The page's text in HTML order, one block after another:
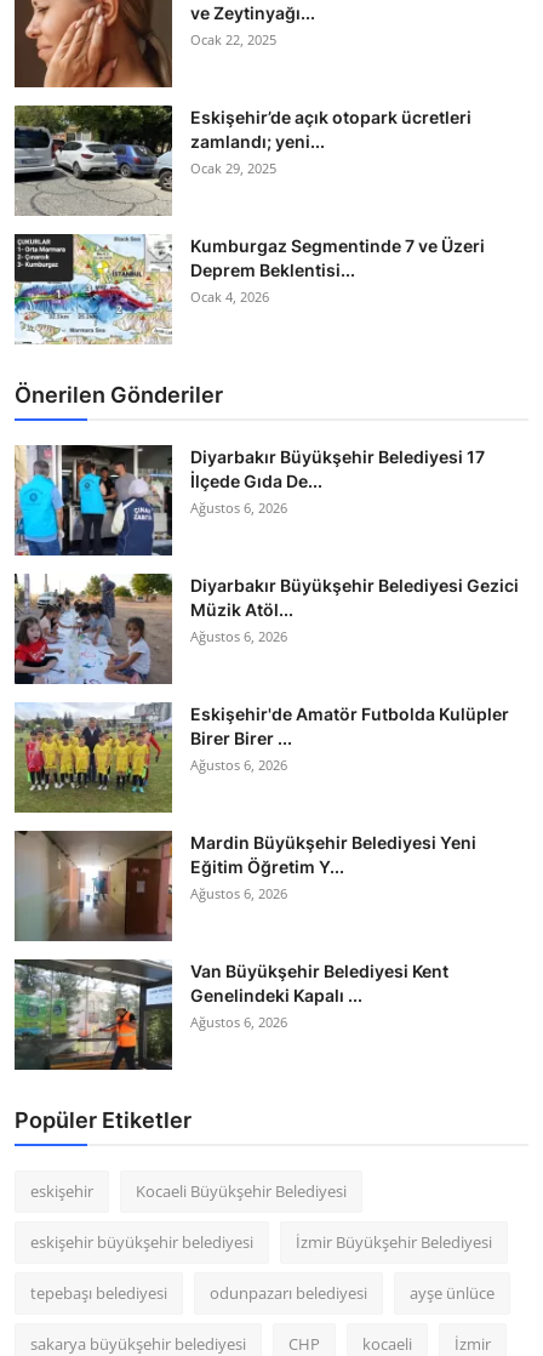
ve Zeytinyağı...
Ocak 22, 2025
Eskişehir’de açık otopark ücretleri
zamlandı; yeni...
Ocak 29, 2025
Kumburgaz Segmentinde 7 ve Üzeri
Deprem Beklentisi...
Ocak 4, 2026
Önerilen Gönderiler
Diyarbakır Büyükşehir Belediyesi 17
İlçede Gıda De...
Ağustos 6, 2026
Diyarbakır Büyükşehir Belediyesi Gezici
Müzik Atöl...
Ağustos 6, 2026
Eskişehir'de Amatör Futbolda Kulüpler
Birer Birer ...
Ağustos 6, 2026
Mardin Büyükşehir Belediyesi Yeni
Eğitim Öğretim Y...
Ağustos 6, 2026
Van Büyükşehir Belediyesi Kent
Genelindeki Kapalı ...
Ağustos 6, 2026
Popüler Etiketler
eskişehir Kocaeli Büyükşehir Belediyesi
eskişehir büyükşehir belediyesi İzmir Büyükşehir Belediyesi
tepebaşı belediyesi odunpazarı belediyesi ayşe ünlüce
sakarya büyükşehir belediyesi CHP kocaeli İzmir